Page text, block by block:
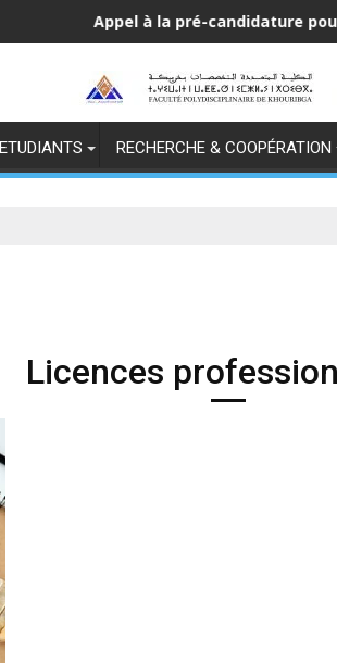
Appel à la pré-candidature pour
RECHERCHE & COOPÉRATION
Licences